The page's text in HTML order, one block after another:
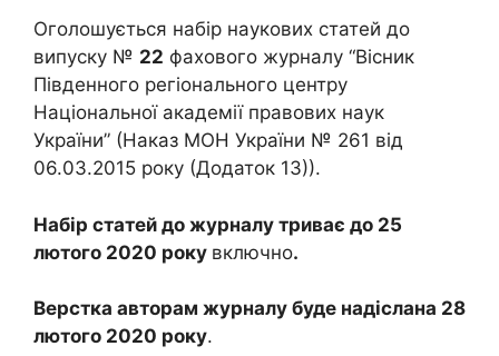
Оголошується набір наукових статей до
випуску № 22 фахового журналу “Вісник
Південного регіонального центру
Національної академії правових наук
України” (Наказ МОН України № 261 від
06.03.2015 року (Додаток 13)).
Набір статей до журналу триває до 25
лютого 2020 року включно.
Верстка авторам журналу буде надіслана 28
лютого 2020 року.